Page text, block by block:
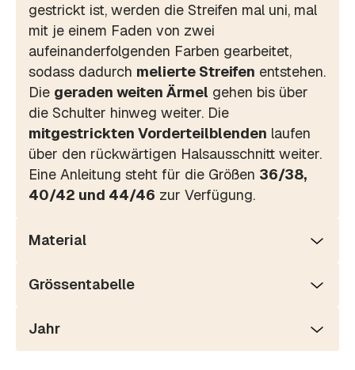
gestrickt ist, werden die Streifen mal uni, mal
mit je einem Faden von zwei
aufeinanderfolgenden Farben gearbeitet,
sodass dadurch melierte Streifen entstehen.
Die geraden weiten Ärmel gehen bis über
die Schulter hinweg weiter. Die
mitgestrickten Vorderteilblenden laufen
über den rückwärtigen Halsausschnitt weiter.
Eine Anleitung steht für die Größen 36/38,
40/42 und 44/46 zur Verfügung.
Material
Grössentabelle
Jahr